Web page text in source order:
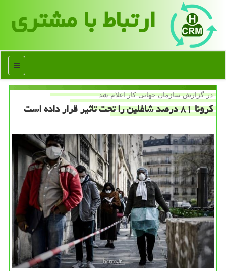
ارتباط با مشتری
منو
در گزارش سازمان جهانی كار اعلام شد
كرونا ۸۱ درصد شاغلین را تحت تاثیر قرار داده است